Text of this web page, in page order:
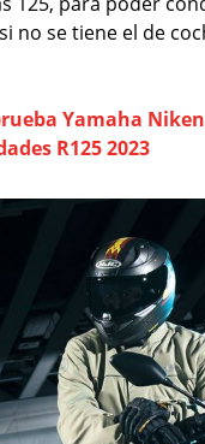
no se tiene el de
Yamaha
R125 2023